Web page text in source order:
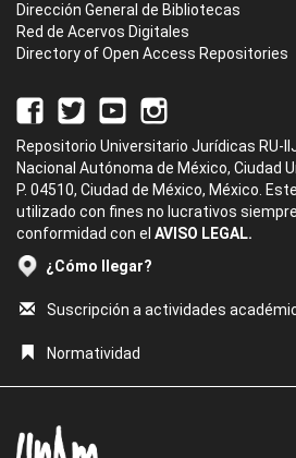
Dirección General de Bibliotecas
Red de Acervos Digitales
Directory of Open Access Repositories
Repositorio Universitario Jurídicas RU-
Nacional Autónoma de México, Ciudad
P. 04510, Ciudad de México, México.
utilizado con fines no lucrativos
conformidad con el AVISO LEGAL.
¿Cómo llegar?
Suscripción a actividades
Normatividad